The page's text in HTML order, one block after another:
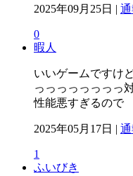
2025年09月25日 | 通
0
暇人
いいゲームですけ
っっっっっっっっ
性能悪すぎるので
2025年05月17日 | 通
1
ふいびき